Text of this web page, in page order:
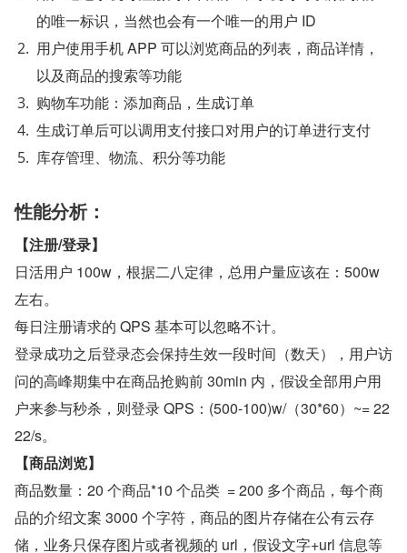
的唯一标识，当然也会有一个唯一的用户 ID
用户使用手机 APP 可以浏览商品的列表，商品详情，
以及商品的搜索等功能
购物车功能：添加商品，生成订单
生成订单后可以调用支付接口对用户的订单进行支付
库存管理、物流、积分等功能
性能分析：
【注册/登录】
日活用户 100w，根据二八定律，总用户量应该在：500w
左右。
每日注册请求的 QPS 基本可以忽略不计。
登录成功之后登录态会保持生效一段时间（数天），用户访
问的高峰期集中在商品抢购前 30min 内，假设全部用户用
户来参与秒杀，则登录 QPS：(500-100)w/（30*60）~= 22
22/s。
【商品浏览】
商品数量：20 个商品*10 个品类  = 200 多个商品，每个商
品的介绍文案 3000 个字符，商品的图片存储在公有云存
储，业务只保存图片或者视频的 url，假设文字+url 信息等